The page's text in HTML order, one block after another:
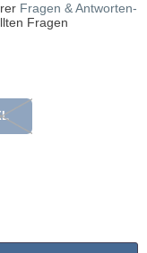
Fragen & Antworten-
Fragen